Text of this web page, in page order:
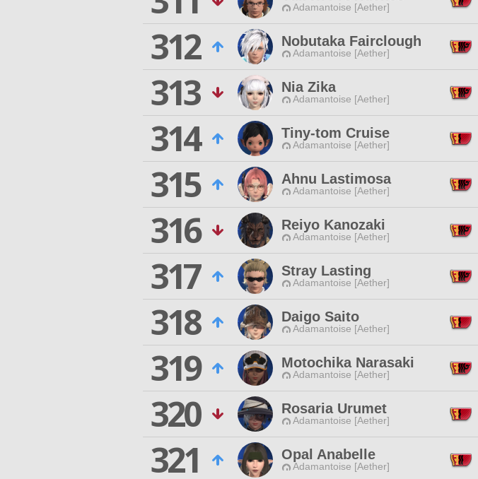
Adamantoise [Aether]
312
Nobutaka Fairclough
Adamantoise [Aether]
313
Nia Zika
Adamantoise [Aether]
314
Tiny-tom Cruise
Adamantoise [Aether]
315
Ahnu Lastimosa
Adamantoise [Aether]
316
Reiyo Kanozaki
Adamantoise [Aether]
317
Stray Lasting
Adamantoise [Aether]
318
Daigo Saito
Adamantoise [Aether]
319
Motochika Narasaki
Adamantoise [Aether]
320
Rosaria Urumet
Adamantoise [Aether]
321
Opal Anabelle
Adamantoise [Aether]